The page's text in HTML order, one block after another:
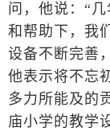
问，他说：“
和帮助下，我
设备不断完善
他表示将不忘
多力所能及的
庙小学的教学